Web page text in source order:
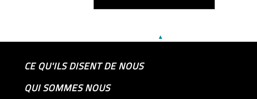
▲
CE QU'ILS DISENT DE NOUS
QUI SOMMES NOUS